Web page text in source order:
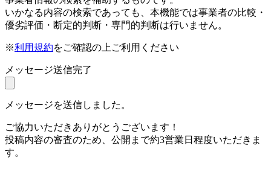
いかなる内容の検索であっても、本機能では事業者の比較・
優劣評価・断定的判断・専門的判断は行いません。
※利用規約をご確認の上ご利用ください
メッセージ送信完了
メッセージを送信しました。
ご協力いただきありがとうございます！
投稿内容の審査のため、公開まで約3営業日程度いただきま
す。